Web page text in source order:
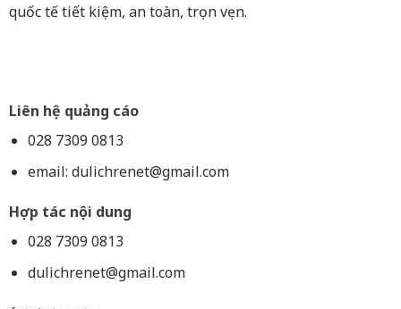
quốc tế tiết kiệm, an toàn, trọn vẹn.
Liên hệ quảng cáo
028 7309 0813
email: dulichrenet@gmail.com
Hợp tác nội dung
028 7309 0813
dulichrenet@gmail.com